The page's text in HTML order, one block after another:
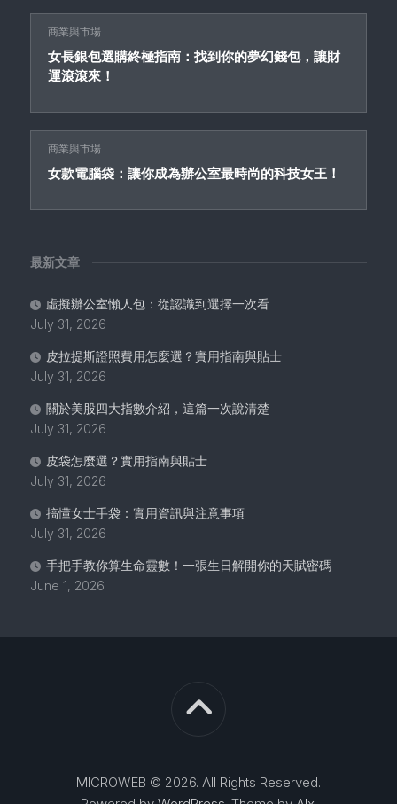
商業與市場
女長銀包選購終極指南：找到你的夢幻錢包，讓財
運滾滾來！
商業與市場
女款電腦袋：讓你成為辦公室最時尚的科技女王！
最新文章
虛擬辦公室懶人包：從認識到選擇一次看
July 31, 2026
皮拉提斯證照費用怎麼選？實用指南與貼士
July 31, 2026
關於美股四大指數介紹，這篇一次說清楚
July 31, 2026
皮袋怎麼選？實用指南與貼士
July 31, 2026
搞懂女士手袋：實用資訊與注意事項
July 31, 2026
手把手教你算生命靈數！一張生日解開你的天賦密碼
June 1, 2026
MICROWEB © 2026. All Rights Reserved.